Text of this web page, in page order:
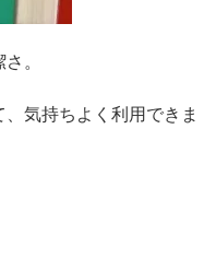
。
気持ちよく利用できま